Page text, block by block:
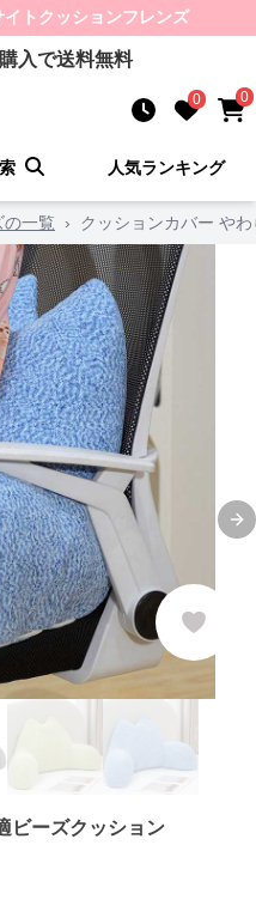
ト クッションフレンズ
入で送料無料
0 0
人気ランキング
の一覧 › クッションカバー や
ビーズクッション